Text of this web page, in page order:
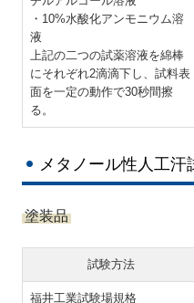
・10%水酸化アンモニウム溶
液
上記の二つの試薬溶液を綿棒
にそれぞれ2滴滴下し、試料表
面を一定の動作で30秒間擦
る。
メタノール性人工
塗装品
試験方法
福井工業試験場規格